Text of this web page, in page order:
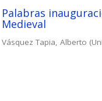
Palabras
Medieval
Vásquez Tapia, Alberto (